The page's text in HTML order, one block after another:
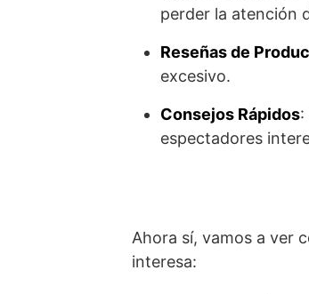
perder la atención
Reseñas de
excesivo.
Consejos Rápidos:
espectadores
Ahora sí, vamos a ver
interesa: